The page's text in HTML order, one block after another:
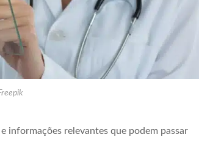
informações relevantes que podem passar